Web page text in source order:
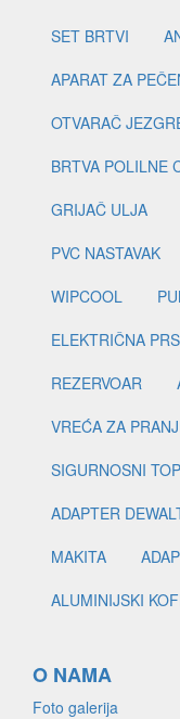
SET BRTVI
APARAT ZA
OTVARAČ
BRTVA POLILNE
GRIJAČ ULJA
PVC NASTAVAK
WIPCOOL
ELEKTRIČNA
REZERVOAR
VREĆA ZA
SIGURNOSNI
ADAPTER
MAKITA
ALUMINIJSKI
O NAMA
Foto galerija